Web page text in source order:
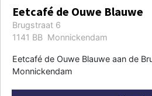
Eetcafé de Ouwe Blauwe
Brugstraat 6
1141 BB Monnickendam
Eetcafé de Ouwe Blauwe aan de
Monnickendam